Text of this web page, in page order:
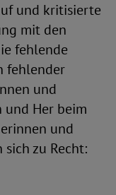
und kritisierte
mit den
fehlende
fehlender
und
und Her beim
und
zu Recht: